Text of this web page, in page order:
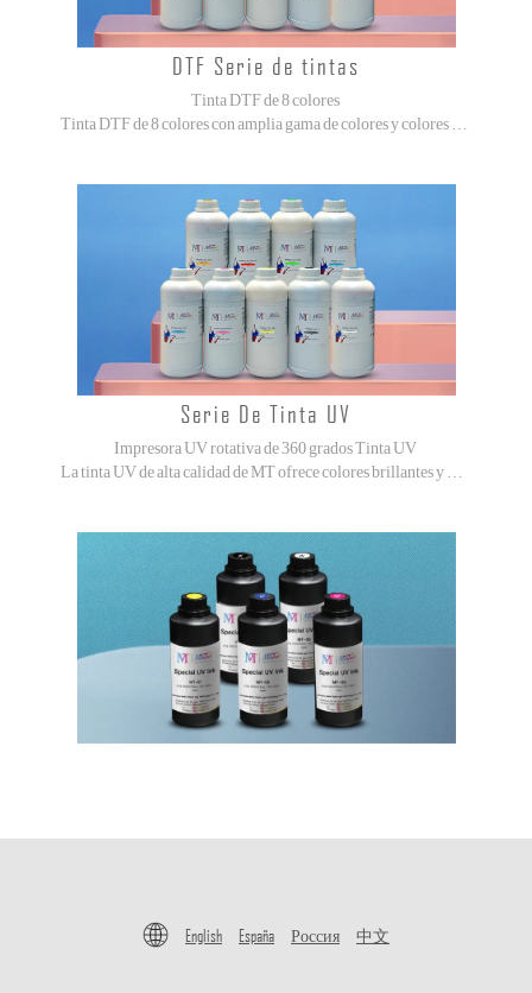
DTF Serie de tintas
Tinta DTF de 8 colores
Tinta DTF de 8 colores con amplia gama de colores y colores vibrantes. (CMYK + ORGB)
Serie De Tinta UV
Impresora UV rotativa de 360 grados Tinta UV
La tinta UV de alta calidad de MT ofrece colores brillantes y vibrantes, excelente adherencia y alta resistencia a la abrasión.
English España Россия 中文